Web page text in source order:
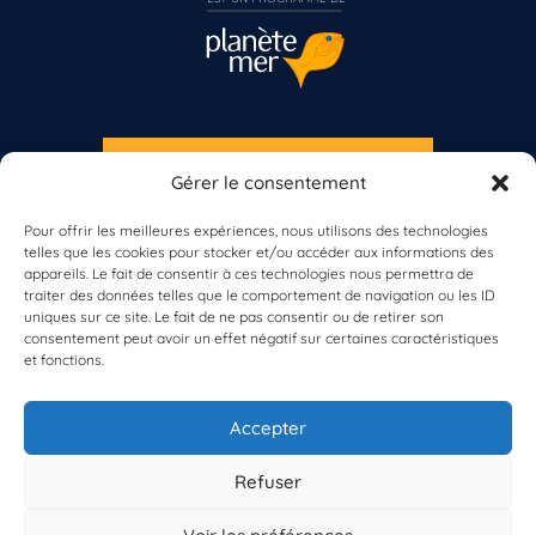
Gérer le consentement
Pour offrir les meilleures expériences, nous utilisons des technologies
telles que les cookies pour stocker et/ou accéder aux informations des
appareils. Le fait de consentir à ces technologies nous permettra de
traiter des données telles que le comportement de navigation ou les ID
uniques sur ce site. Le fait de ne pas consentir ou de retirer son
consentement peut avoir un effet négatif sur certaines caractéristiques
et fonctions.
Accepter
Refuser
À propos de BioLit
Vos données d'observation
Ressources
Résultats du programme
Contacts
S'INSCRIRE À LA NEWSLETTER
Vous n’êtes pas encore inscrit à Biolit ?
Inscrivez-vous dès maintenant